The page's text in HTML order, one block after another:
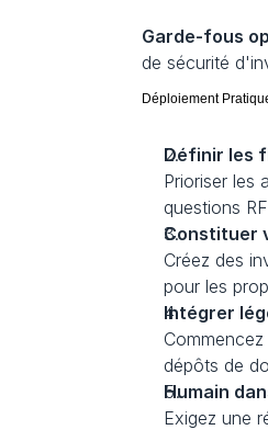
Garde-fous
de sécurité
Déploiement
Définir les
Prioriser les
questions
Constituer
Créez des
pour les
Intégrer
dépôts de
Humain
Exigez une